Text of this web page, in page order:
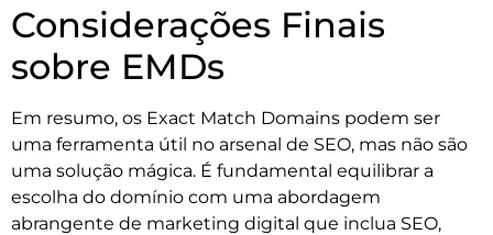
Considerações Finais
sobre EMDs
Em resumo, os Exact Match Domains podem ser
uma ferramenta útil no arsenal de SEO, mas não são
uma solução mágica. É fundamental equilibrar a
escolha do domínio com uma abordagem
abrangente de marketing digital que inclua SEO,